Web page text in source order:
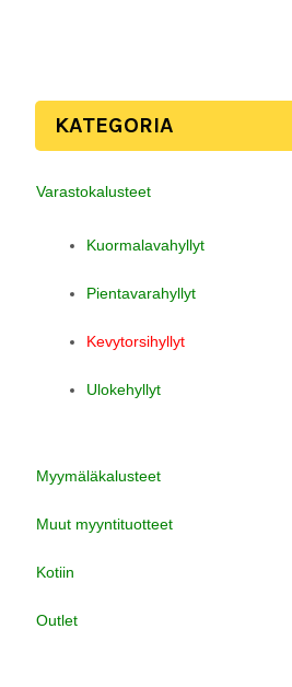
KATEGORIA
Varastokalusteet
Kuormalavahyllyt
Pientavarahyllyt
Kevytorsihyllyt
Ulokehyllyt
Myymäläkalusteet
Muut myyntituotteet
Kotiin
Outlet